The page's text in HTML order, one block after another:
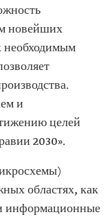
новейших
необходимым
и
целей
2030».
областях, как
информационные